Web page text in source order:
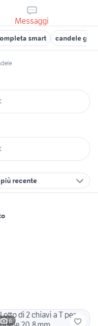
Messaggi
smart candele
recente
6